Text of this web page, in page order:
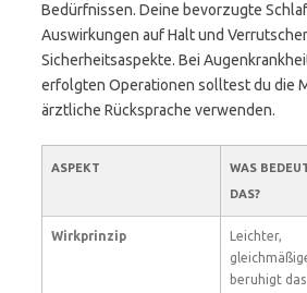
Bedürfnissen. Deine bevorzugte
Auswirkungen auf Halt und
Sicherheitsaspekte. Bei
erfolgten Operationen solltest du die
ärztliche Rücksprache verwenden.
ASPEKT
WAS
DAS?
Wirkprinzip
Leichter,
beruhigt das